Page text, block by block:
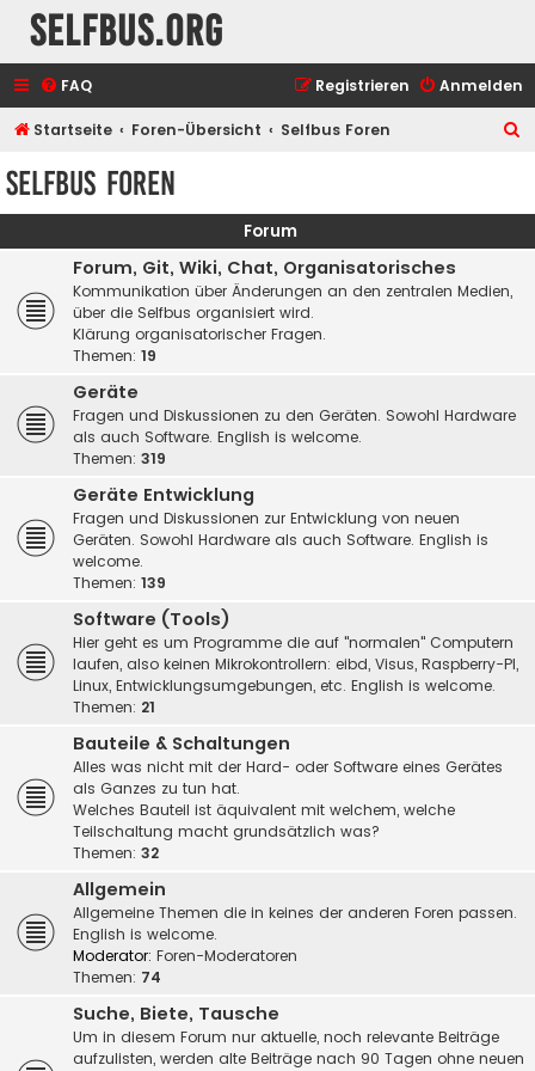
selfbus.org
FAQ Anmelden
Registrieren
Startseite Foren-Übersicht Selfbus Foren
e
Selfbus Foren
Forum
Forum, Git, Wiki, Chat, Organisatorisches
Kommunikation über Änderungen an den zentralen Medien,
über die Selfbus organisiert wird.
Klärung organisatorischer Fragen.
Themen: 19
Geräte
Fragen und Diskussionen zu den Geräten. Sowohl Hardware
als auch Software. English is welcome.
Themen: 319
Geräte Entwicklung
Fragen und Diskussionen zur Entwicklung von neuen
Geräten. Sowohl Hardware als auch Software. English is
welcome.
Themen: 139
Software (Tools)
Hier geht es um Programme die auf "normalen" Computern
laufen, also keinen Mikrokontrollern: eibd, Visus, Raspberry-PI,
Linux, Entwicklungsumgebungen, etc. English is welcome.
Themen: 21
Bauteile & Schaltungen
Alles was nicht mit der Hard- oder Software eines Gerätes
als Ganzes zu tun hat.
Welches Bauteil ist äquivalent mit welchem, welche
Teilschaltung macht grundsätzlich was?
Themen: 32
Allgemein
Allgemeine Themen die in keines der anderen Foren passen.
English is welcome.
Moderator: Foren-Moderatoren
Themen: 74
Suche, Biete, Tausche
Um in diesem Forum nur aktuelle, noch relevante Beiträge
aufzulisten, werden alte Beiträge nach 90 Tagen ohne neuen